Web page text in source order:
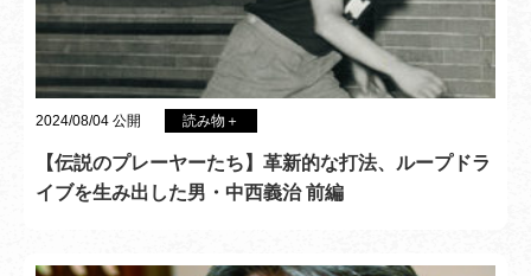
2024/08/04 公開 読み物＋
【伝説のプレーヤーたち】革新的な打法、ループドラ
イブを生み出した男・中西義治 前編